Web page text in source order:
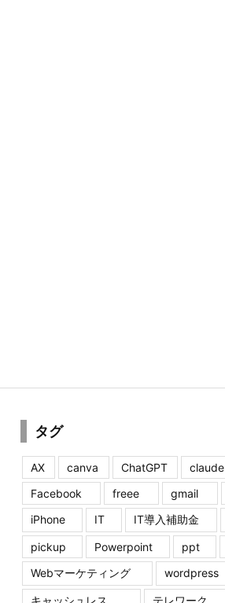
タグ
AX canva ChatGPT claude
Facebook
freee gmail
iPhone
IT IT導入補助金
pickup Powerpoint ppt
Webマーケティング
wordpress
キャッシュレス テレワーク